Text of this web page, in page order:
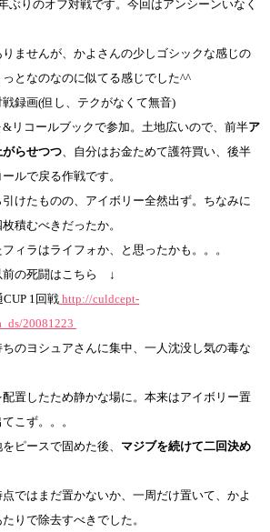
ぶりのオフ対戦です。今回はアンシーンいなく
ませんが、かよさんの少しゴシックな感じの
となのなのに似てる感じでした^^
録画(但し、テクがなくて無音)
リコールブックで参加。土地広いので、前半ア
らせつつ 、自分はお金ためて護符買い、後半
ルで戻る作戦です。
けたものの、アイボリー全然出ず。ちなみに
積むべきだったか。
ィラはライフォか、と思ったかも。。。
前の死闘はこちら ↓
1回戦 http://culdcept-
20081223
のヨシュアさんに集中、一人沈没し気の毒な
置したため静かな場に。本来はアイボリー置
こず。。。
ピースで固めた後、 マジブを続けて二回決め
ではまだ置かないか、一周だけ置いて、かよ
りで除去すべきでした。